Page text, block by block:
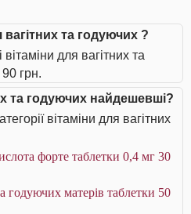
вагітних та годуючих ?
для вагітних та
грн.
та годуючих найдешевші?
вітаміни для вагітних
форте таблетки 0,4 мг 30
годуючих матерів таблетки 50